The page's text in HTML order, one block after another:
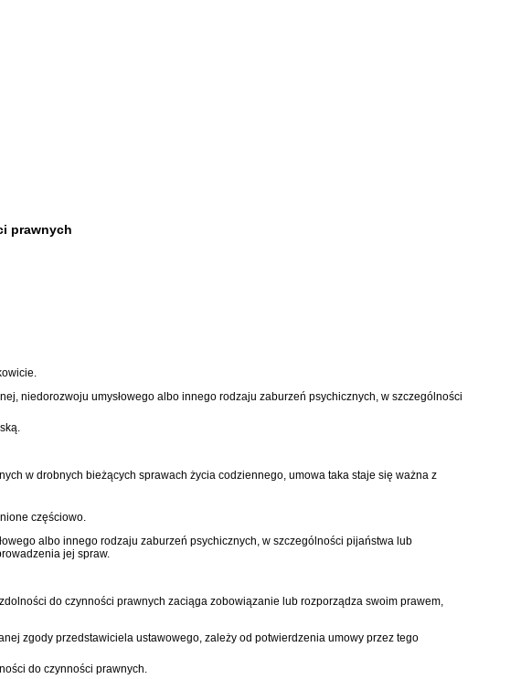
prawnych
niedorozwoju umysłowego albo innego rodzaju zaburzeń psychicznych, w szczególności
w drobnych bieżących sprawach życia codziennego, umowa taka staje się ważna z
częściowo.
albo innego rodzaju zaburzeń psychicznych, w szczególności pijaństwa lub
jej spraw.
do czynności prawnych zaciąga zobowiązanie lub rozporządza swoim prawem,
zgody przedstawiciela ustawowego, zależy od potwierdzenia umowy przez tego
do czynności prawnych.